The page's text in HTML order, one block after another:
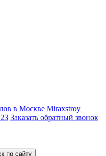
в Москве Miraxstroy
Заказать обратный звонок
по сайту